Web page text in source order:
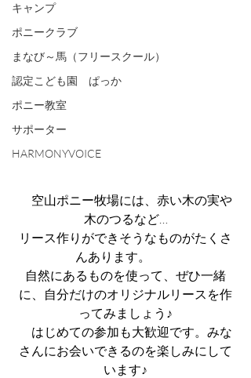
キャンプ
ポニークラブ
まなび～馬（フリースクール）
認定こども園 ぱっか
ポニー教室
サポーター
HARMONYVOICE
空山ポニー牧場には、赤い木の実や
木のつるなど…
リース作りができそうなものがたくさ
んあります。
自然にあるものを使って、ぜひ一緒
に、自分だけのオリジナルリースを作
ってみましょう♪
はじめての参加も大歓迎です。みな
さんにお会いできるのを楽しみにして
います♪